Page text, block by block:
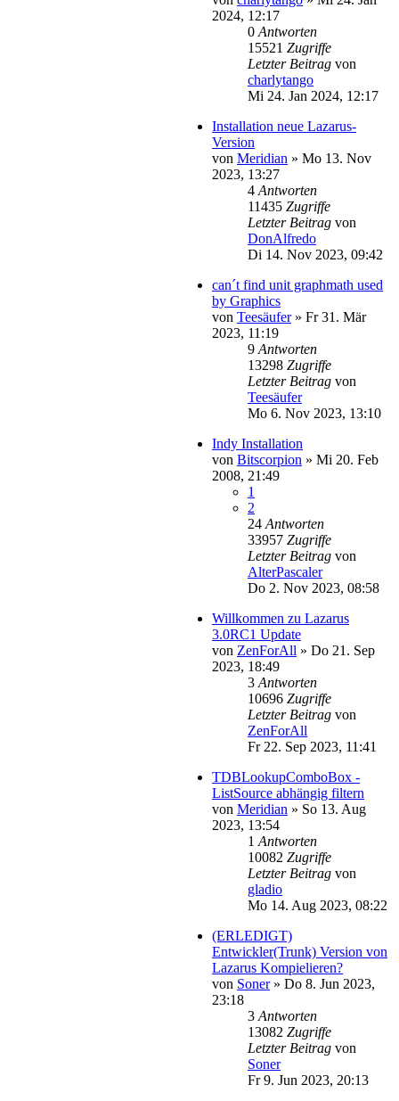
2024, 12:17
0 Antworten
15521 Zugriffe
Letzter Beitrag von
charlytango
Mi 24. Jan 2024, 12:17
Installation neue Lazarus-
Version
von Meridian » Mo 13. Nov
2023, 13:27
4 Antworten
11435 Zugriffe
Letzter Beitrag von
DonAlfredo
Di 14. Nov 2023, 09:42
can´t find unit graphmath used
by Graphics
von Teesäufer» Fr 31. Mär
2023, 11:19
9 Antworten
13298 Zugriffe
Letzter Beitrag von
Teesäufer
Mo 6. Nov 2023, 13:10
Indy Installation
von Bitscorpion » Mi 20. Feb
2008, 21:49
1
2
24 Antworten
33957 Zugriffe
Letzter Beitrag von
AlterPascaler
Do 2. Nov 2023, 08:58
Willkommen zu Lazarus
3.0RC1 Update
von ZenForAll » Do 21. Sep
2023, 18:49
3 Antworten
10696 Zugriffe
Letzter Beitrag von
ZenForAll
Fr 22. Sep 2023, 11:41
TDBLookupComboBox -
ListSource abhängig filtern
von Meridian » So 13. Aug
2023, 13:54
1 Antworten
10082 Zugriffe
Letzter Beitrag von
gladio
Mo 14. Aug 2023, 08:22
(ERLEDIGT)
Entwickler(Trunk) Version von
Lazarus Kompielieren?
von Soner» Do 8. Jun 2023,
23:18
3 Antworten
13082 Zugriffe
Letzter Beitrag von
Soner
Fr 9. Jun 2023, 20:13